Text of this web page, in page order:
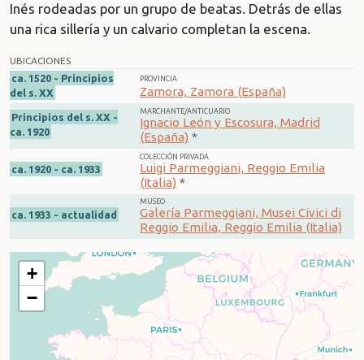
Inés rodeadas por un grupo de beatas. Detrás de ellas
una rica sillería y un calvario completan la escena.
UBICACIONES
ca. 1520 - Principios
del s. XX
PROVINCIA
Zamora, Zamora (España)
Principios del s. XX -
ca. 1920
MARCHANTE/ANTICUARIO
Ignacio León y Escosura, Madrid
(España) *
ca. 1920 - ca. 1933
COLECCIÓN PRIVADA
Luigi Parmeggiani, Reggio Emilia
(Italia) *
ca. 1933 - actualidad
MUSEO
Galería Parmeggiani, Musei Civici di
Reggio Emilia, Reggio Emilia (Italia)
+
−